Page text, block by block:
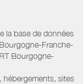
la base de données
Franche-
Bourgogne-
hébergements, sites